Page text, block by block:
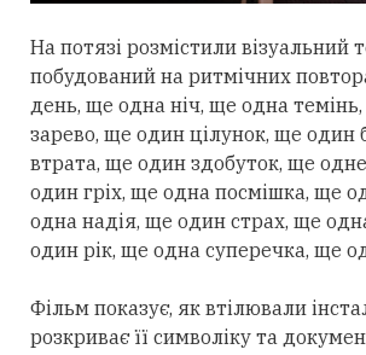
На потязі розмістили візуальний
побудований на ритмічних
день, ще одна ніч, ще одна
зарево, ще один цілунок, ще один
втрата, ще один здобуток, ще
один гріх, ще одна посмішка, ще
одна надія, ще один страх, ще
один рік, ще одна суперечка, ще
Фільм показує, як втілювали
розкриває її символіку та